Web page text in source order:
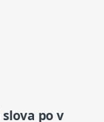
slova po v